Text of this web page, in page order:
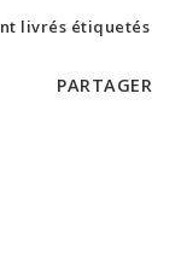
livrés étiquetés
PARTAGER